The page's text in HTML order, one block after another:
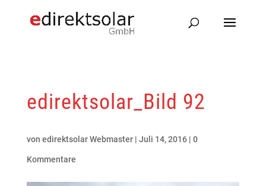
edirektsolar_Bild 92
von edirektsolar Webmaster| Juli 14, 2016| 0
Kommentare